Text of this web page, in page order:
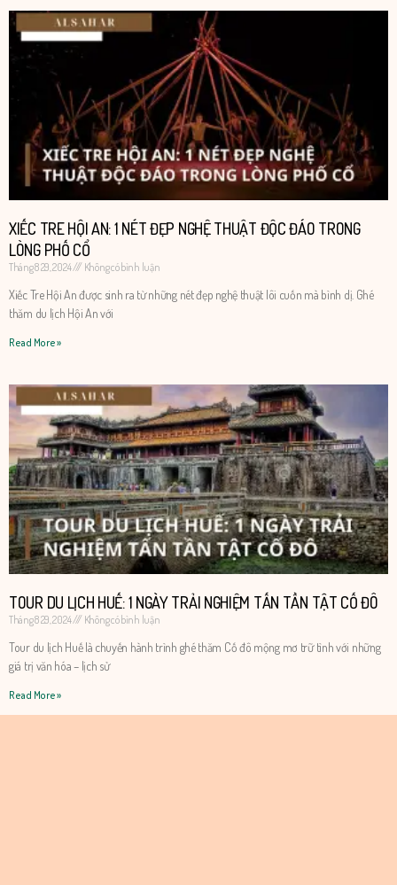
XIẾC TRE HỘI AN: 1 NÉT ĐẸP NGHỆ THUẬT ĐỘC ĐÁO TRONG
LÒNG PHỐ CỔ
Tháng 8 29, 2024 Không có bình luận
Xiếc Tre Hội An được sinh ra từ những nét đẹp nghệ thuật lôi cuốn mà bình dị. Ghé
thăm du lịch Hội An với
Read More »
TOUR DU LỊCH HUẾ: 1 NGÀY TRẢI NGHIỆM TẤN TẦN TẬT CỐ ĐÔ
Tháng 8 29, 2024 Không có bình luận
Tour du lịch Huế là chuyến hành trình ghé thăm Cố đô mộng mơ trữ tình với những
giá trị văn hóa – lịch sử
Read More »